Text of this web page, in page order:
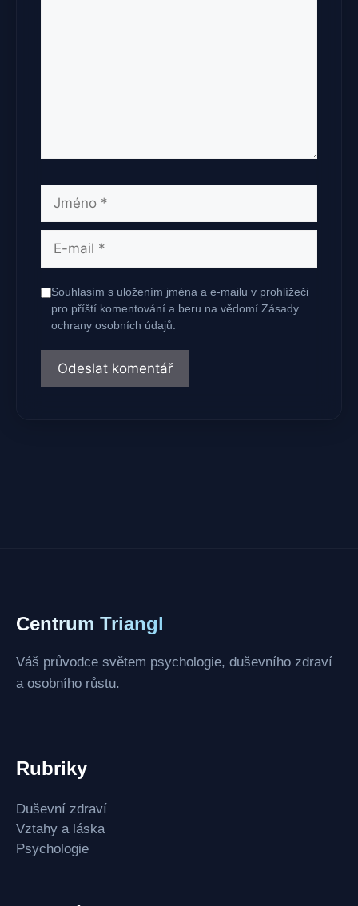
Jméno
Souhlasím s uložením jména a e-mailu v prohlížeči
pro příští komentování a beru na vědomí Zásady
ochrany osobních údajů.
Centrum Triangl
Váš průvodce světem psychologie, duševního zdraví
a osobního růstu.
Rubriky
Duševní zdraví
Vztahy a láska
Psychologie